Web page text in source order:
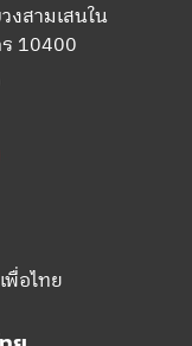
งสามเสนใน
10400
อไทย